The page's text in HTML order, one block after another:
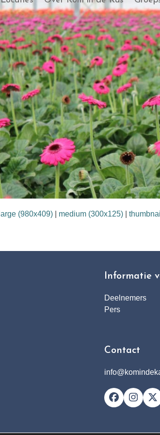
large (980x409) medium (300x125) |
Informatie
Deelnemers
Pers
Contact
FacebookX